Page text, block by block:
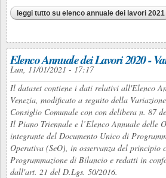
leggi tutto su elenco annuale dei lavori 2021
Elenco Annuale dei Lavori 2020 -
Lun, 11/01/2021 - 17:17
Il dataset contiene i dati relativi all'Elenco
Venezia, modificato a seguito della
Consiglio Comunale con con delibera n. 87
Il Piano Triennale e l’Elenco Annuale delle
integrante del Documento Unico di
Operativa (SeO), in osservanza del principio
Programmazione di Bilancio e redatti in
dall'art. 21 del D.Lgs. 50/2016.